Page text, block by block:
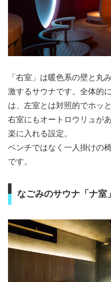
「右室」は暖色系の壁と丸
激するサウナです。全体的
は、左室とは対照的でホッ
右室にもオートロウリュが
楽に入れる設定。
ベンチではなく一人掛けの
です。
なごみのサウナ「ナ室」